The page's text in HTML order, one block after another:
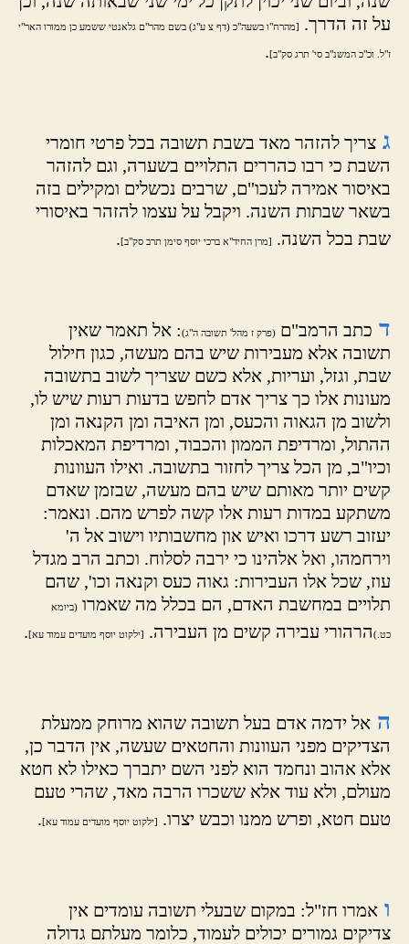
על זה הדרך. [מהרח"ו בשעה"כ (דף צ ע"ג) בשם מהר"ם גלאנטי ששמע כן ממורו האר"י
ז"ל. וכ"כ המשנ"ב סי' תרג סק"ב].
ג צריך להזהר מאד בשבת תשובה בכל פרטי חומרי
השבת כי רבו כהררים התלויים בשערה, וגם להזהר
באיסור אמירה לעכו"ם, שרבים נכשלים ומקילים בזה
בשאר שבתות השנה. ויקבל על עצמו להזהר באיסורי
שבת בכל השנה. [מרן החיד"א ברכי יוסף סימן תרב סק"ב].
ד כתב הרמב"ם (פרק ז מהל' תשובה ה"ג): אל תאמר שאין
תשובה אלא מעבירות שיש בהם מעשה, כגון חילול
שבת, וגזל, ועריות, אלא כשם שצריך לשוב בתשובה
מעונות אלו כך צריך אדם לחפש בדעות רעות שיש לו,
ולשוב מן הגאוה והכעס, ומן האיבה ומן הקנאה ומן
ההתול, ומרדיפת הממון והכבוד, ומרדיפת המאכלות
וכיו"ב, מן הכל צריך לחזור בתשובה. ואילו העוונות
קשים יותר מאותם שיש בהם מעשה, שבזמן שאדם
משתקע במדות רעות אלו קשה לפרש מהם. ונאמר:
יעזוב רשע דרכו ואיש און מחשבותיו וישוב אל ה'
וירחמהו, ואל אלהינו כי ירבה לסלוח. וכתב הרב מגדל
עוז, שכל אלו העבירות: גאוה כעס וקנאה וכו', שהם
תלויים במחשבת האדם, הם בכלל מה שאמרו (ביומא
כט.)הרהורי עבירה קשים מן העבירה. [ילקוט יוסף מועדים עמוד עא].
ה אל ידמה אדם בעל תשובה שהוא מרוחק ממעלת
הצדיקים מפני העוונות והחטאים שעשה, אין הדבר כן,
אלא אהוב ונחמד הוא לפני השם יתברך כאילו לא חטא
מעולם, ולא עוד אלא ששכרו הרבה מאד, שהרי טעם
טעם חטא, ופרש ממנו וכבש יצרו. [ילקוט יוסף מועדים עמוד עא].
ו אמרו חז"ל: במקום שבעלי תשובה עומדים אין
צדיקים גמורים יכולים לעמוד, כלומר מעלתם גדולה